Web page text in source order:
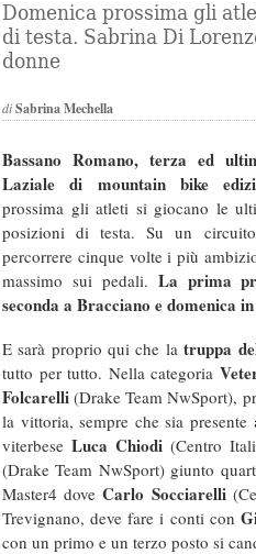
Domenica prossima gli
di testa. Sabrina Di
donne
diSabrina Mechella
Bassano Romano, terza ed
Laziale di mountain bike
prossima gli atleti si giocano le
posizioni di testa. Su un
percorrere cinque volte i più
massimo sui pedali. La prima
seconda a Bracciano e domenica
E sarà proprio qui che latruppa
tutto per tutto. Nella categoria
Folcarelli (Drake Team NwSport),
la vittoria, sempre che sia
viterbeseLuca Chiodi (Centro
(Drake Team NwSport) giunto
Master4 doveCarlo Socciarelli
Trevignano, deve fare i conti con
con un primo e un terzo posto si